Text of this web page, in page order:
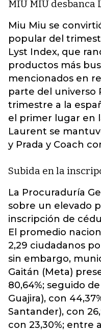
MIU MIU desbanca
Miu Miu se
popular del
Lyst Index, que
productos más
mencionados en
parte del universo
trimestre a la
el primer lugar en
Laurent se
y Prada y Coach
Subida en la
La Procuraduría
sobre un elevado
inscripción de
El promedio
2,29 ciudadanos
sin embargo,
Gaitán (Meta)
80,64%; seguido
Guajira), con
Santander), con
con 23,30%; entre